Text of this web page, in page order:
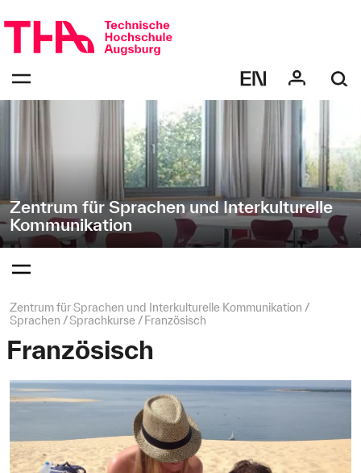
überspringen
zur
Navigation
"Zentrum
für
Interkulturelle
Kommunikation"
Zentrum für Sprachen und Interkulturelle
Kommunikation
bestätigen
Öffnen
bestätigen
des
Menüs
Seitenpfad:
Zentrum für Sprachen und Interkulturelle Kommunikation
Sprachen
Sprachkurse Französisch
Französisch